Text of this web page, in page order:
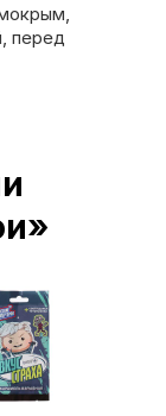
перед